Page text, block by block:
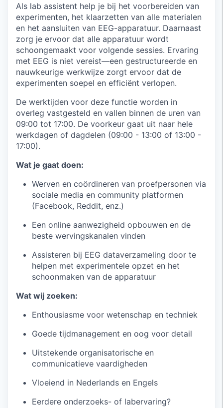
Als lab assistent help je bij het voorbereiden van
experimenten, het klaarzetten van alle materialen
en het aansluiten van EEG-apparatuur. Daarnaast
zorg je ervoor dat alle apparatuur wordt
schoongemaakt voor volgende sessies. Ervaring
met EEG is niet vereist—een gestructureerde en
nauwkeurige werkwijze zorgt ervoor dat de
experimenten soepel en efficiënt verlopen.
De werktijden voor deze functie worden in
overleg vastgesteld en vallen binnen de uren van
09:00 tot 17:00. De voorkeur gaat uit naar hele
werkdagen of dagdelen (09:00 - 13:00 of 13:00 -
17:00).
Wat je gaat doen:
Werven en coördineren van proefpersonen via
sociale media en community platformen
(Facebook, Reddit, enz.)
Een online aanwezigheid opbouwen en de
beste wervingskanalen vinden
Assisteren bij EEG dataverzameling door te
helpen met experimentele opzet en het
schoonmaken van de apparatuur
Wat wij zoeken:
Enthousiasme voor wetenschap en techniek
Goede tijdmanagement en oog voor detail
Uitstekende organisatorische en
communicatieve vaardigheden
Vloeiend in Nederlands en Engels
Eerdere onderzoeks- of labervaring?